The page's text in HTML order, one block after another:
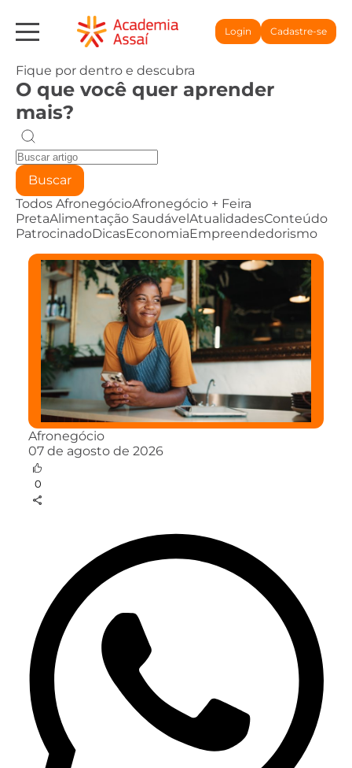
Login Cadastre-se
Fique por dentro e descubra
O que você quer aprender
mais?
Buscar
Todos AfronegócioAfronegócio + Feira
PretaAlimentação SaudávelAtualidadesConteúdo
PatrocinadoDicasEconomiaEmpreendedorismo
Afronegócio
07 de agosto de 2026
0